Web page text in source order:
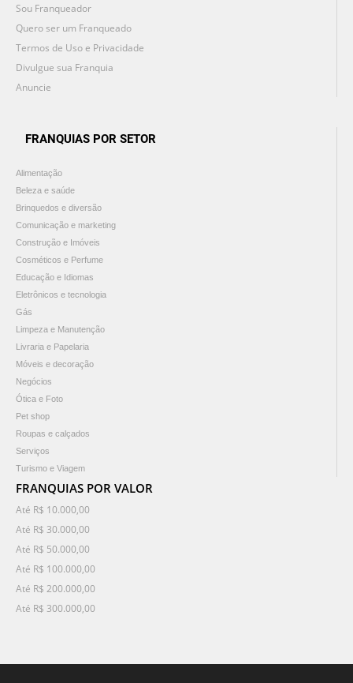
Sou Franqueador
Quero ser um Franqueado
Termos de Uso e Privacidade
Divulgue sua Franquia
Anuncie
FRANQUIAS POR SETOR
Alimentação
Beleza e saúde
Brinquedos e diversão
Comunicação e marketing
Construção e Imóveis
Cosméticos e Perfume
Educação e Idiomas
Eletrônicos e tecnologia
Gás
Limpeza e Manutenção
Livraria e Papelaria
Móveis e decoração
Negócios
Ótica e Foto
Pet shop
Roupas e calçados
Serviços
Turismo e Viagem
FRANQUIAS POR VALOR
Até R$ 10.000,00
Até R$ 30.000,00
Até R$ 50.000,00
Até R$ 100.000,00
Até R$ 200.000,00
Até R$ 300.000,00